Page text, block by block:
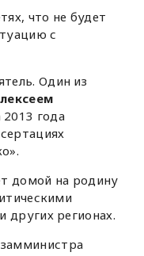
что не будет
с
Один из
года
домой на родину
других регионах.